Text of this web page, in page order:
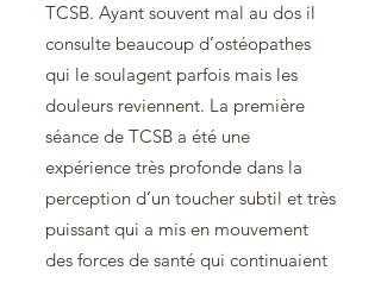
TCSB. Ayant souvent mal au dos il
consulte beaucoup d’ostéopathes
qui le soulagent parfois mais les
douleurs reviennent. La première
séance de TCSB a été une
expérience très profonde dans la
perception d’un toucher subtil et très
puissant qui a mis en mouvement
des forces de santé qui continuaient